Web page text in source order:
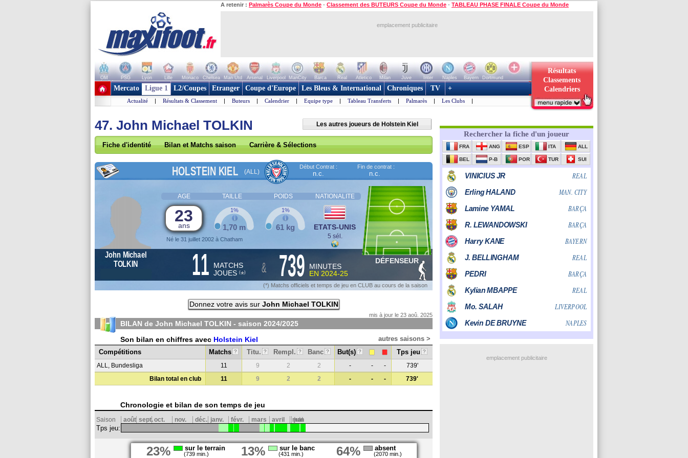
A retenir : Palmarès Coupe du Monde - Classement des BUTEURS Coupe du Monde - TABLEAU PHASE FINALE Coupe du Monde
emplacement publicitaire
OM PSG Lyon Lille Monaco Chelsea Man Utd Arsenal Liverpool ManCity Barca Real Atletico Milan Juve Inter Naples Bayern
Dortmund
+ de clubs
Résultats
Classements
Calendriers
Mercato Ligue 1 L2/Coupes Etranger Coupe d'Europe Les Bleus & International Chroniques TV +
Actualité | Résultats & Classement | Buteurs | Calendrier | Equipe type | Tableau Transferts | Palmarès | Les Clubs |
47. John Michael TOLKIN Les autres joueurs de Holstein Kiel
Fiche d'identité Bilan et Matchs saison Carrière & Sélections
HOLSTEIN KIEL (ALL)
Début Contrat :
n.c.
Fin de contrat :
n.c.
AGE TAILLE POIDS NATIONALITE
23
ans
Né le 31 juillet 2002 à Chatham
1,70 m
1%
61 kg
1%
ETATS-UNIS
5 sél.
John Michael
TOLKIN
11 MATCHS
JOUES (*) & 739
MINUTES
EN 2024-25
DÉFENSEUR
(*) Matchs officiels et temps de jeu en CLUB au cours de la saison
Donnez votre avis sur John Michael TOLKIN
mis à jour le 23 aoû. 2025
BILAN de John Michael TOLKIN - saison 2024/2025
Son bilan en chiffres avec Holstein Kiel
autres saisons >
Compétitions
Matchs ? Titu. ? Rempl. ? Banc ? But(s) ? Tps jeu ?
ALL, Bundesliga 11 9 2 2 - - -
739'
Bilan total en club
11 9 2 2 - - - 739'
Chronologie et bilan de son temps de jeu
Saison août sept.oct. nov. déc. janv. févr. mars avril mai
juin
Tps jeu:
23% sur le terrain
(739 min.) 13% sur le banc
(431 min.) 64% absent
(2070 min.)
emplacement publicitaire